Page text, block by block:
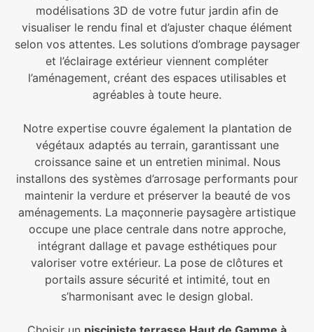
modélisations 3D de votre futur jardin afin de
visualiser le rendu final et d’ajuster chaque élément
selon vos attentes. Les solutions d’ombrage paysager
et l’éclairage extérieur viennent compléter
l’aménagement, créant des espaces utilisables et
agréables à toute heure.
Notre expertise couvre également la plantation de
végétaux adaptés au terrain, garantissant une
croissance saine et un entretien minimal. Nous
installons des systèmes d’arrosage performants pour
maintenir la verdure et préserver la beauté de vos
aménagements. La maçonnerie paysagère artistique
occupe une place centrale dans notre approche,
intégrant dallage et pavage esthétiques pour
valoriser votre extérieur. La pose de clôtures et
portails assure sécurité et intimité, tout en
s’harmonisant avec le design global.